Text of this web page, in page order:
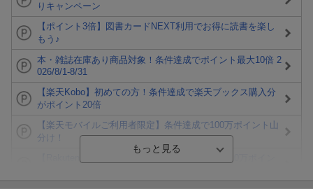
りキャンペーン
【ポイント3倍】図書カードNEXT利用でお得に読書を楽し
もう♪
本・雑誌在庫あり商品対象！条件達成でポイント最大10倍 2
026/8/1-8/31
【楽天Kobo】初めての方！条件達成で楽天ブックス購入分
がポイント20倍
【楽天モバイルご利用者限定】条件達成で100万ポイント山
分け！